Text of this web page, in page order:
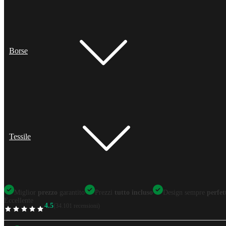
Borse
Tessile
Miglior prezzo garantito Prezzi tutto incluso Design sempre
Eccellente
TrustScore
4.5 (34.101 recensioni)